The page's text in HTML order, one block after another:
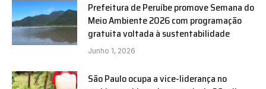
Prefeitura de Peruíbe promove Semana do
Meio Ambiente 2026 com programação
gratuita voltada à sustentabilidade
Junho 1, 2026
São Paulo ocupa a vice-liderança no